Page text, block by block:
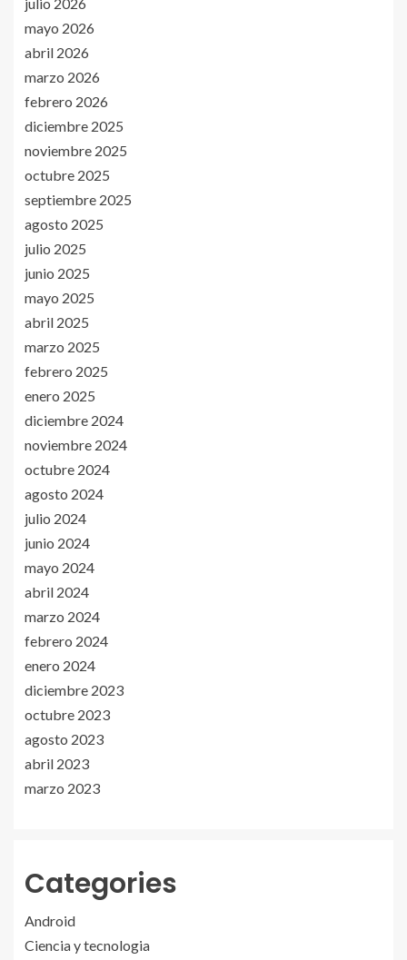
mayo 2026
abril 2026
marzo 2026
febrero 2026
diciembre 2025
noviembre 2025
octubre 2025
septiembre 2025
agosto 2025
julio 2025
junio 2025
mayo 2025
abril 2025
marzo 2025
febrero 2025
enero 2025
diciembre 2024
noviembre 2024
octubre 2024
agosto 2024
julio 2024
junio 2024
mayo 2024
abril 2024
marzo 2024
febrero 2024
enero 2024
diciembre 2023
octubre 2023
agosto 2023
abril 2023
marzo 2023
Categories
Android
Ciencia y tecnologia